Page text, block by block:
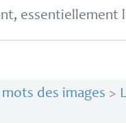
essentiellement
mots des images >